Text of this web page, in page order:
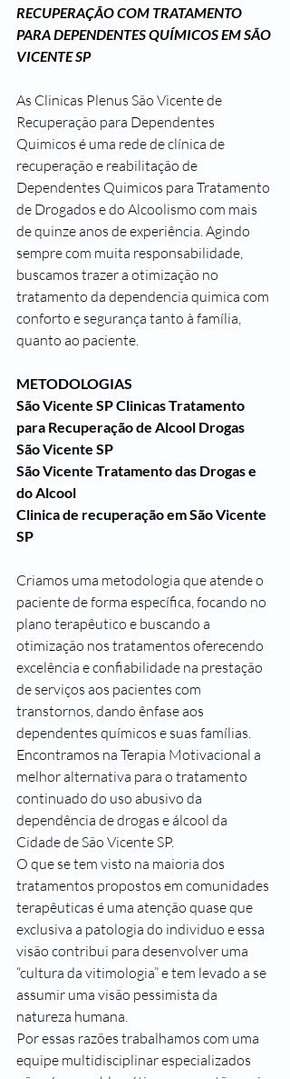
RECUPERAÇÃO COM TRATAMENTO
PARA DEPENDENTES QUÍMICOS EM SÃO
VICENTE SP
As Clinicas Plenus São Vicente de
Recuperação para Dependentes
Quimicos é uma rede de clínica de
recuperação e reabilitação de
Dependentes Quimicos para Tratamento
de Drogados e do Alcoolismo com mais
de quinze anos de experiência. Agindo
sempre com muita responsabilidade,
buscamos trazer a otimização no
tratamento da dependencia quimica com
conforto e segurança tanto à família,
quanto ao paciente.
METODOLOGIAS
São Vicente SP Clinicas Tratamento
para Recuperação de Alcool Drogas
São Vicente SP
São Vicente Tratamento das Drogas e
do Alcool
Clinica de recuperação em São Vicente
SP
Criamos uma metodologia que atende o
paciente de forma específica, focando no
plano terapêutico e buscando a
otimização nos tratamentos oferecendo
excelência e confiabilidade na prestação
de serviços aos pacientes com
transtornos, dando ênfase aos
dependentes químicos e suas famílias.
Encontramos na Terapia Motivacional a
melhor alternativa para o tratamento
continuado do uso abusivo da
dependência de drogas e álcool da
Cidade de São Vicente SP.
O que se tem visto na maioria dos
tratamentos propostos em comunidades
terapêuticas é uma atenção quase que
exclusiva a patologia do individuo e essa
visão contribui para desenvolver uma
“cultura da vitimologia” e tem levado a se
assumir uma visão pessimista da
natureza humana.
Por essas razões trabalhamos com uma
equipe multidisciplinar especializados